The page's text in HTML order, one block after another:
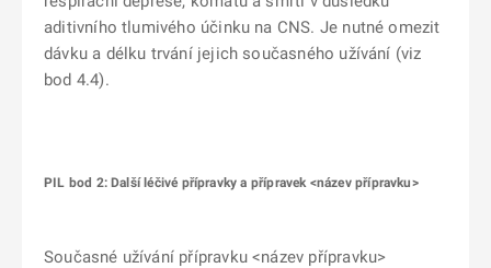
aditivního tlumivého účinku na CNS. Je nutné omezit
dávku a délku trvání jejich současného užívání (viz
bod 4.4).
PIL bod 2: Další léčivé přípravky a přípravek <název přípravku>
Současné užívání přípravku <název přípravku>